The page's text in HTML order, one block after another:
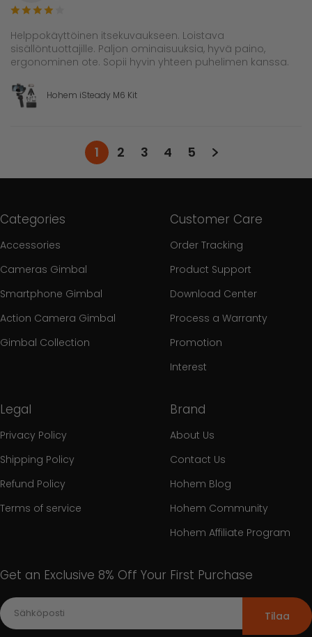
Helppokäyttöinen itsekuvaukseen. Loistava
sisällöntuottajille. Paljon ominaisuuksia, hyvä paino,
ergonominen ote. Sopii hyvin yhteen puhelimen kanssa.
Hohem iSteady M6 Kit
1 2 3 4 5
Categories
Accessories
Cameras Gimbal
Smartphone Gimbal
Action Camera Gimbal
Gimbal Collection
Customer Care
Order Tracking
Product Support
Download Center
Process a Warranty
Promotion
Interest
Legal
Privacy Policy
Shipping Policy
Refund Policy
Terms of service
Brand
About Us
Contact Us
Hohem Blog
Hohem Community
Hohem Affiliate Program
Get an Exclusive 8% Off Your First Purchase
Tilaa